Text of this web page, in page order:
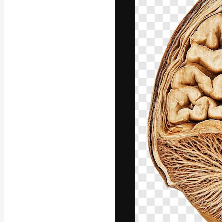
La piattaforma
migliori lavori.
creativi,
Italiano
Copyright ©